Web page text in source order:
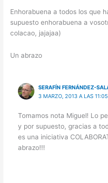
Enhorabuena a todos los que
supuesto enhorabuena a
colacao, jajajaa)
Un abrazo
SERAFÍN FERNÁNDEZ-
3 MARZO, 2013 A LAS 11:05
Tomamos nota Miguel! Lo
y por supuesto, gracias a
es una iniciativa
abrazo!!!